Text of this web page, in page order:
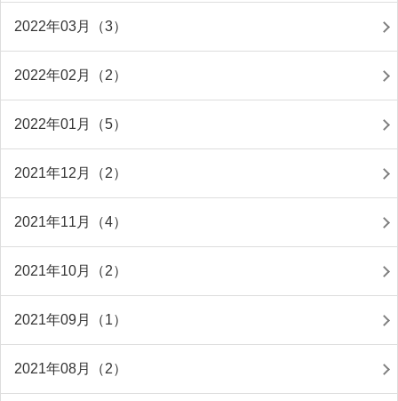
2022年03月（3）
2022年02月（2）
2022年01月（5）
2021年12月（2）
2021年11月（4）
2021年10月（2）
2021年09月（1）
2021年08月（2）